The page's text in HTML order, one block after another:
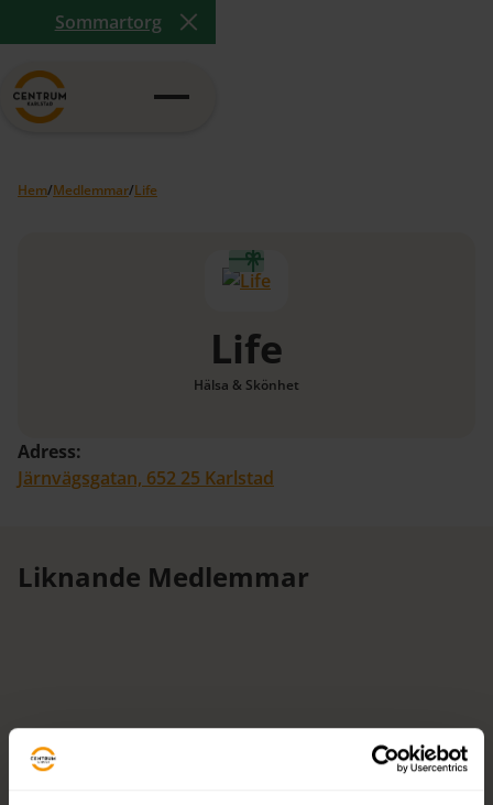
Sommartorg
Close Announcement Banner
Hem/Medlemmar/Life
Life
Hälsa & Skönhet
Adress:
Järnvägsgatan, 652 25 Karlstad
Liknande Medlemmar